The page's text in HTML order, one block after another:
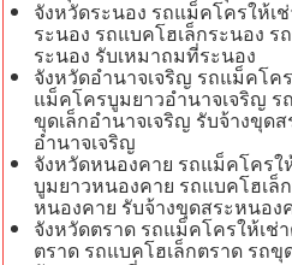
จังหวัดระนอง รถแม็คโครให้เ
ระนอง รถแบคโฮเล็กระนอง ร
ระนอง รับเหมาถมที่ระนอง
จังหวัดอำนาจเจริญ รถแม็คโค
แม็คโครบูมยาวอำนาจเจริญ ร
ขุดเล็กอำนาจเจริญ รับจ้างขุด
อำนาจเจริญ
จังหวัดหนองคาย รถแม็คโคร
บูมยาวหนองคาย รถแบคโฮเล็
หนองคาย รับจ้างขุดสระหนอ
จังหวัดตราด รถแม็คโครให้เช่
ตราด รถแบคโฮเล็กตราด รถ